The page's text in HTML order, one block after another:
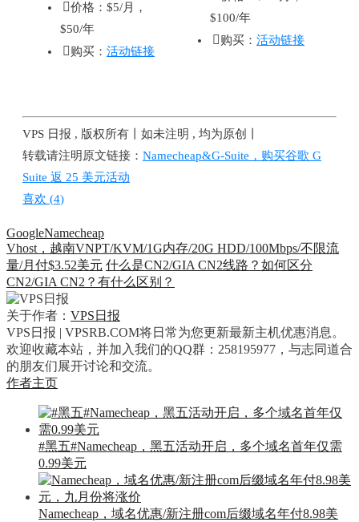
价格：$5/月，
$50/年
购买： 活动链接
$100/年
购买： 活动链接
VPS 日报 , 版权所有丨如未注明 , 均为原创丨
转载请注明原文链接： Namecheap&G-Suite，购买谷歌 G
Suite 返 25 美元活动
喜欢 (4)
GoogleNamecheap
Vhost，越南VNPT/KVM/1G内存/20G HDD/100Mbps/不限流
量/月付$3.52美元 什么是CN2/GIA CN2线路？如何区分
CN2/GIA CN2？有什么区别？
关于作者： VPS日报
VPS日报 | VPSRB.COM将日常为您更新最新主机优惠消息。
欢迎收藏本站，并加入我们的QQ群：258195977，与志同道合
的朋友们展开讨论和交流。
作者主页
#黑五#Namecheap，黑五活动开启，多个域名首年仅需
0.99美元
Namecheap，域名优惠/新注册com后缀域名年付8.98美